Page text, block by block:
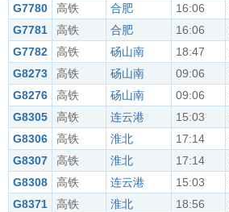
G7780
高铁 合肥 16:06
G7781
高铁 合肥 16:06
G7782
高铁 砀山南 18:47
G8273
高铁 砀山南 09:06
G8276
高铁 砀山南 09:06
G8305
高铁 连云港 15:03
G8306
高铁 淮北 17:14
G8307
高铁 淮北 17:14
G8308
高铁 连云港 15:03
G8371
高铁 淮北 18:56